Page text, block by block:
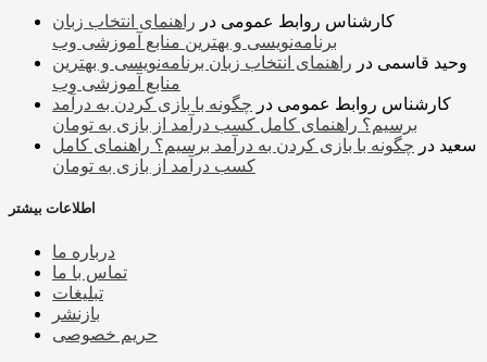
کارشناس روابط عمومی در راهنمای انتخاب زبان
برنامه‌نویسی و بهترین منابع آموزشی وب
وحید قاسمی در راهنمای انتخاب زبان برنامه‌نویسی و بهترین
منابع آموزشی وب
کارشناس روابط عمومی در چگونه با بازی کردن به درآمد
برسیم؟ راهنمای کامل کسب درآمد از بازی به تومان
سعید در چگونه با بازی کردن به درآمد برسیم؟ راهنمای کامل
کسب درآمد از بازی به تومان
اطلاعات بیشتر
درباره ما
تماس با ما
تبلیغات
بازنشر
حریم خصوصی